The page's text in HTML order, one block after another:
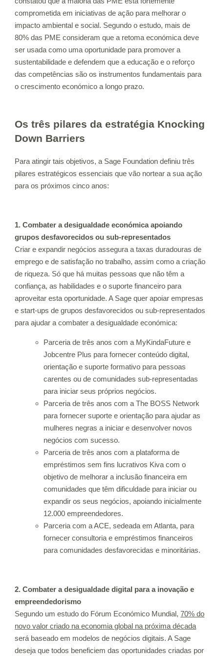
comprometida em iniciativas de ação para melhorar o
impacto ambiental e social. Segundo o estudo, mais de
80% das PME consideram que a retoma económica deve
ser usada como uma oportunidade para promover a
sustentabilidade e defendem que a educação e o reforço
das competências são os instrumentos fundamentais para
o crescimento económico a longo prazo.
Os três pilares da estratégia Knocking
Down Barriers
Para atingir tais objetivos, a Sage Foundation definiu três
pilares estratégicos essenciais que vão nortear a sua ação
para os próximos cinco anos:
1. Combater a desigualdade económica apoiando
grupos desfavorecidos ou sub-representados
Criar e expandir negócios assegura a taxas duradouras de
emprego e de satisfação notrabalho, assim como a criação
de riqueza. Só que há muitas pessoas que não têm a
confiança, as habilidades e o suporte financeiro para
aproveitar esta oportunidade. A Sage quer apoiar empresas
e start-ups de grupos desfavorecidos ou sub-representados
para ajudar a combater a desigualdade económica:
Parceria de três anos com a MyKindaFuturee
Jobcentre Plus para fornecer conteúdo digital,
orientação e suporte formativo para pessoas
carentes ou de comunidades sub-representadas
para iniciar seus próprios negócios.
Parceria de três anos com a The BOSS Network
para fornecer suporte e orientação para ajudar as
mulheres negras a iniciar e desenvolver novos
negócios com sucesso.
Parceria de três anos com a plataforma de
empréstimos sem fins lucrativos Kivacom o
objetivo de melhorar a inclusão financeira em
comunidades que têm dificuldade para iniciar ou
expandir os seus negócios, apoiando inicialmente
12.000 empreendedores.
Parceria com aACE, sedeada em Atlanta, para
fornecer consultoria e empréstimos financeiros
para comunidades desfavorecidas e minoritárias.
2. Combater a desigualdade digital para a inovação e
empreendedorismo
Segundo um estudo do Fórum Económico Mundial,70% do
novo valor criado na economia global na próxima década
será baseado em modelos de negócios digitais. A Sage
deseja que todos beneficiem das oportunidades criadas por